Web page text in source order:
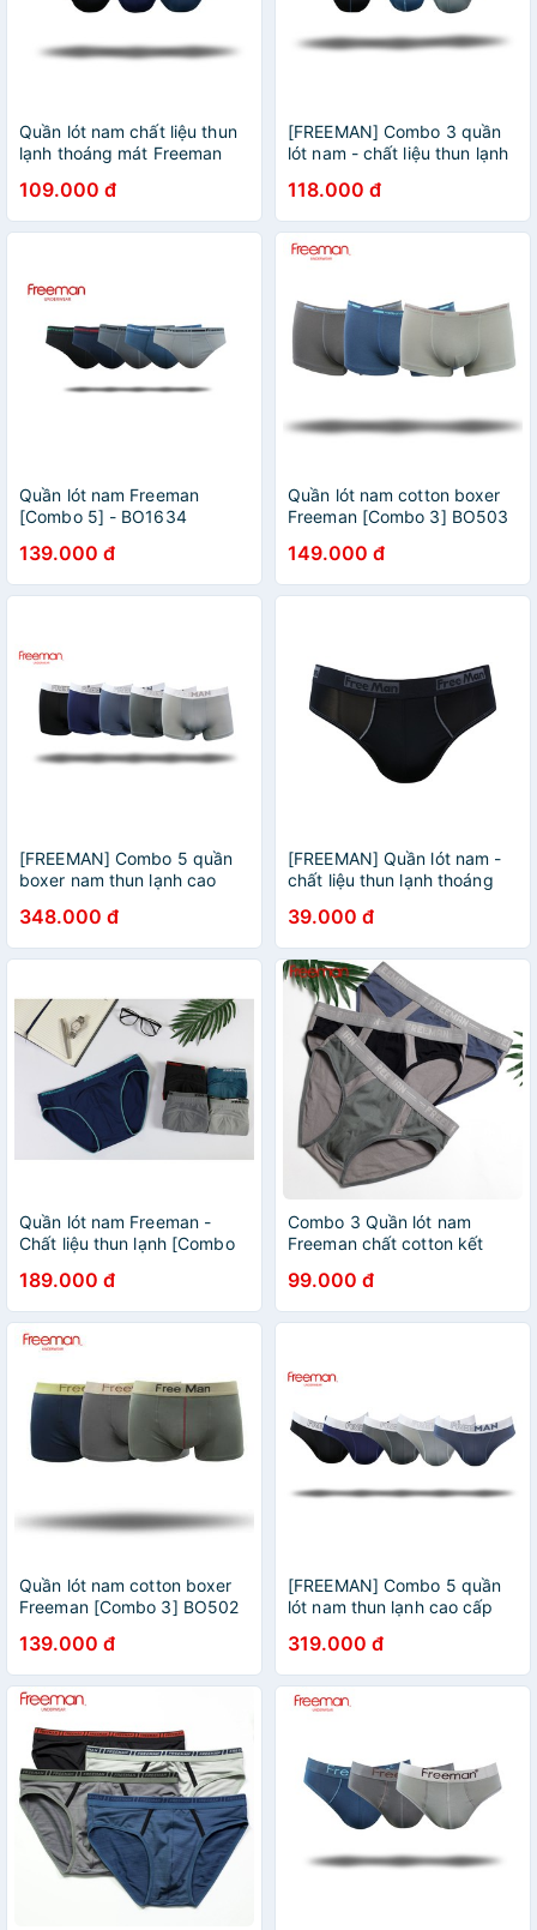
Quần lót nam chất liệu thun
lạnh thoáng mát Freeman
109.000 đ
[FREEMAN] Combo 3 quần
lót nam - chất liệu thun lạnh
118.000 đ
Quần lót nam Freeman
[Combo 5] - BO1634
139.000 đ
Quần lót nam cotton boxer
Freeman [Combo 3] BO503
149.000 đ
[FREEMAN] Combo 5 quần
boxer nam thun lạnh cao
348.000 đ
[FREEMAN] Quần lót nam -
chất liệu thun lạnh thoáng
39.000 đ
Quần lót nam Freeman -
Chất liệu thun lạnh [Combo
189.000 đ
Combo 3 Quần lót nam
Freeman chất cotton kết
năng động BO306
99.000 đ
Quần lót nam cotton boxer
Freeman [Combo 3] BO502
ngẫu nhiên
139.000 đ
[FREEMAN] Combo 5 quần
lót nam thun lạnh cao cấp
319.000 đ